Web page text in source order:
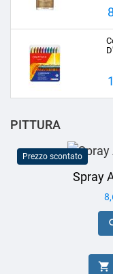
PITTURA
Prezzo scontato
Spray
